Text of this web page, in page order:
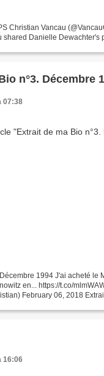
Christian Vancau
shared Danielle Dewachter's
07:38
1994 J'ai acheté le
en... https://t.co/
February 06, 2018
16:06